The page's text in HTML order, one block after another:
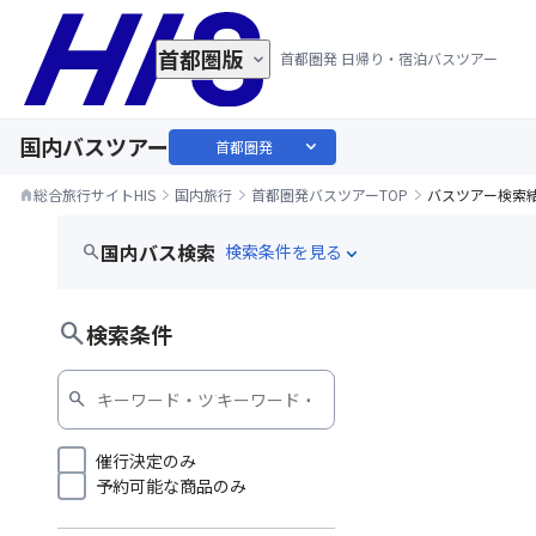
首都圏発 日帰り・宿泊バスツアー
首都圏版
国内バスツアー 首都圏発 expand_more
home総合旅行サイトHIS 国内旅行 首都圏発バスツアーTOP バスツアー検索
search国内バス検索 expand_more
search検索条件
search
催行決定のみ
予約可能な商品のみ